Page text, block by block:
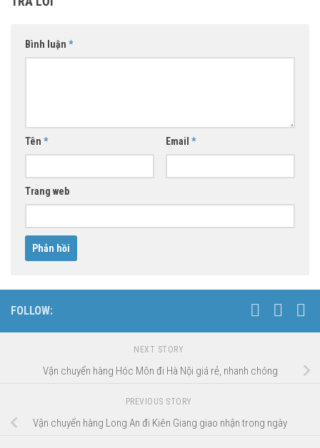
Bình luận *
Tên * Email *
Trang web
FOLLOW:
NEXT STORY
Vận chuyển hàng Hóc Môn đi Hà Nội giá rẻ, nhanh chóng
PREVIOUS STORY
Vận chuyển hàng Long An đi Kiên Giang giao nhận trong ngày